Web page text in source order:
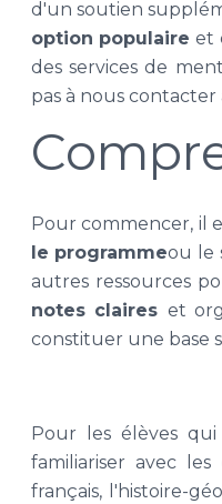
d'un soutien
option populaireet
des services de
pas à nous contacter
Pour commencer, il
le programmeou le
autres ressources
notes claires et
constituer une base
Pour les élèves
familiariser avec les
français, l'histoire-